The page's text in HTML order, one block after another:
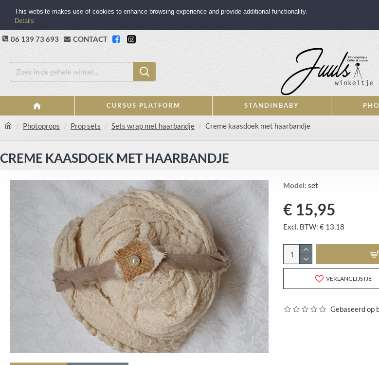
06 139 73 693 CONTACT
CURSUS PLATFORM STANDINBABY
Photoprops Prop sets Sets wrap met haarbandje Creme kaasdoek met haarbandje
CREME KAASDOEK MET HAARBANDJE
Model: set
Gebaseerd op
€ 15,95
Excl. BTW: € 13,18
VERLANGLIJSTJE
This website makes use of cookies to enhance browsing experience and provide additional functionality.
Details